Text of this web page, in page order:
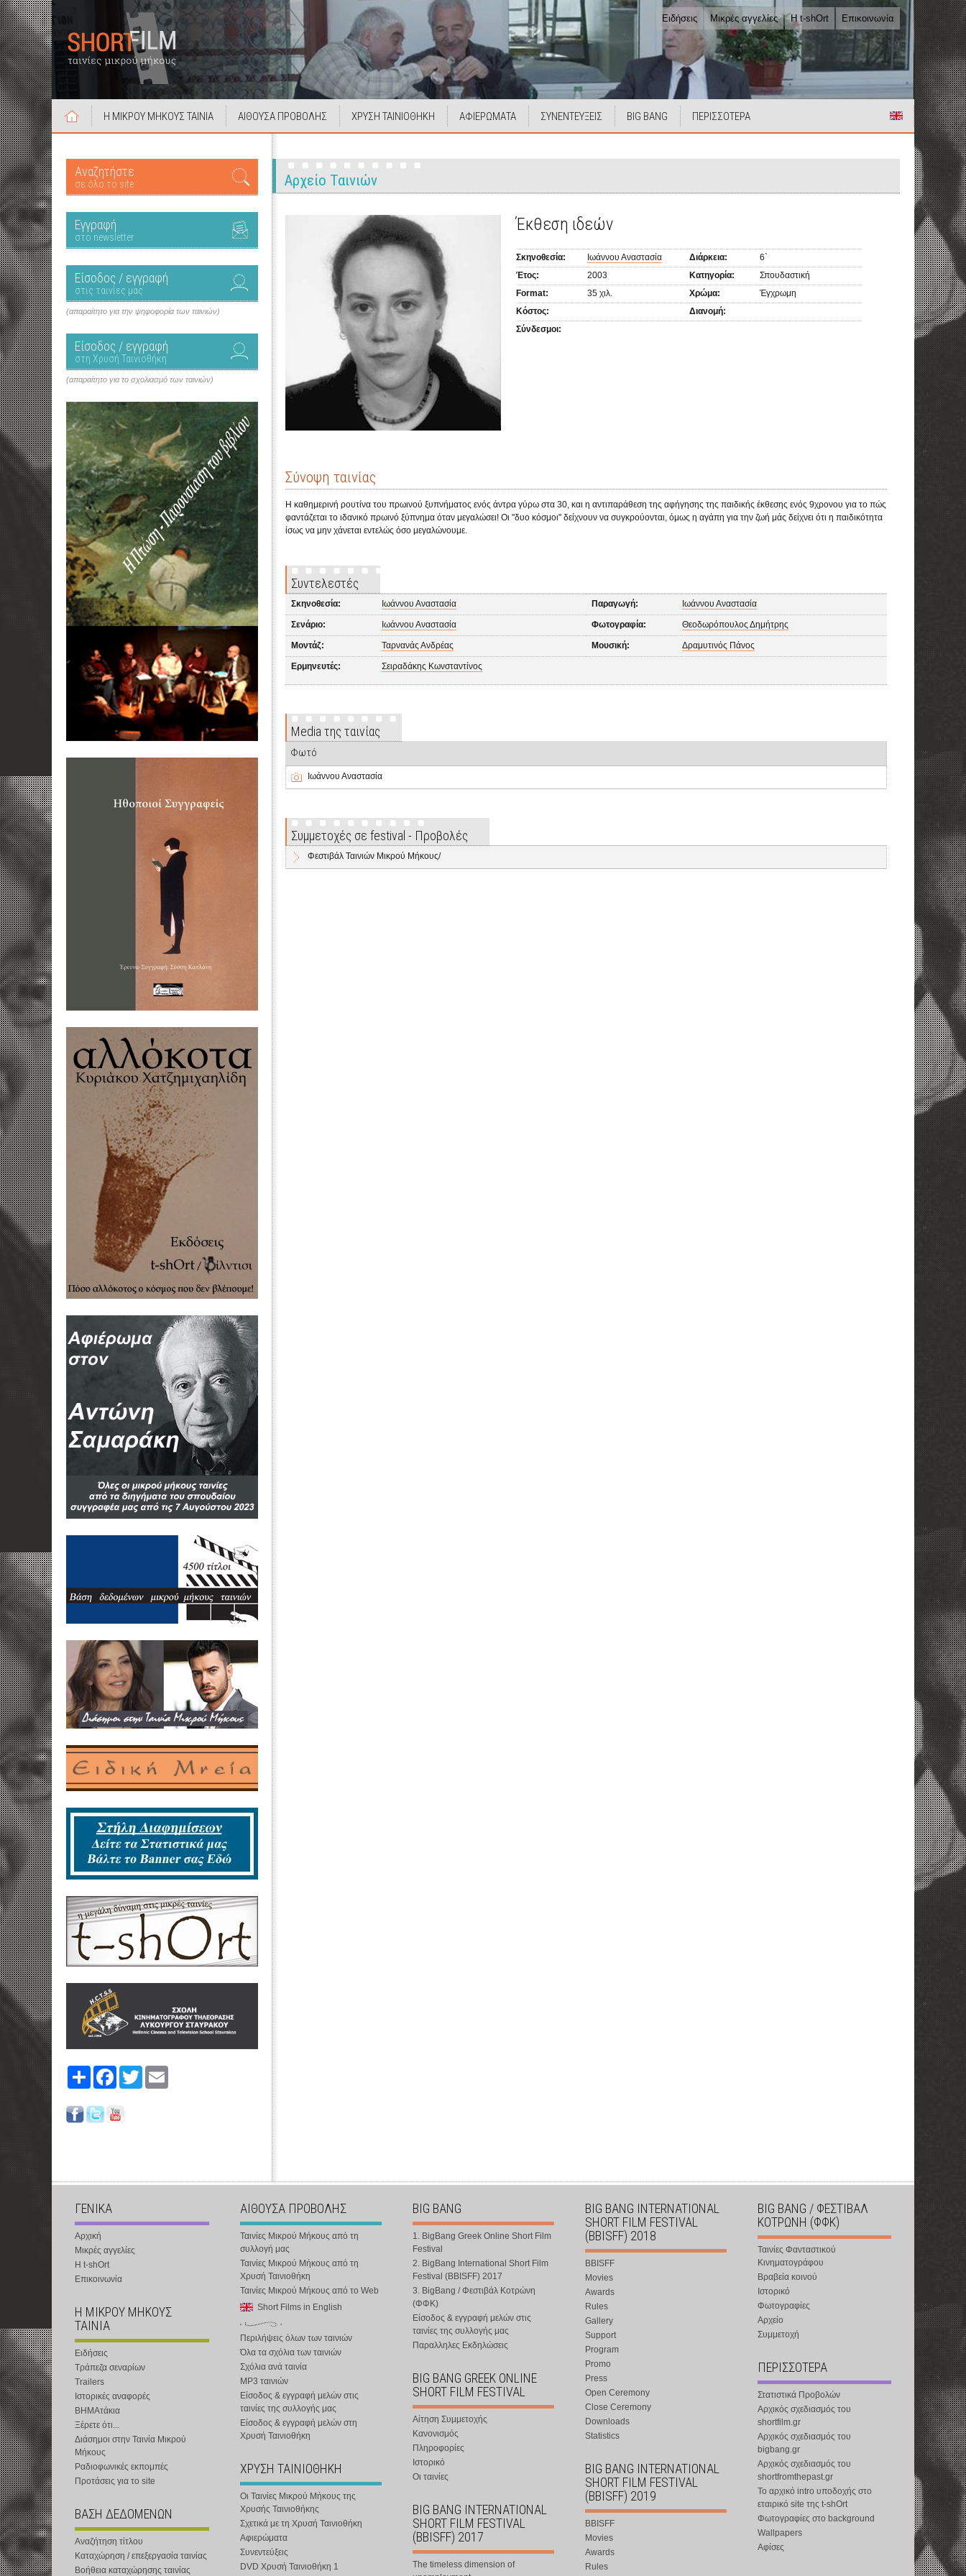
Ειδήσεις Μικρές αγγελίες Η t-shOrt Επικοινωνία
Η ΜΙΚΡΟΥ ΜΗΚΟΥΣ ΤΑΙΝΙΑ ΑΙΘΟΥΣΑ ΠΡΟΒΟΛΗΣ ΧΡΥΣΗ ΤΑΙΝΙΟΘΗΚΗ ΑΦΙΕΡΩΜΑΤΑ ΣΥΝΕΝΤΕΥΞΕΙΣ BIG BANG ΠΕΡΙΣΣΟΤΕΡΑ
Αναζητήστε
σε όλο το site
Εγγραφή
στο newsletter
Είσοδος / εγγραφή
στις ταινίες μας
(απαραίτητο για την ψηφοφορία των ταινιών)
Είσοδος / εγγραφή
στη Χρυσή Ταινιοθήκη
(απαραίτητο για το σχολιασμό των ταινιών)
Share FacebookTwitter
Αρχείο Ταινιών
Έκθεση ιδεών
Σκηνοθεσία: Ιωάννου Αναστασία Διάρκεια:
6`
Έτος:
2003 Κατηγορία:
Σπουδαστική
Format:
35 χιλ. Χρώμα:
Έγχρωμη
Κόστος:
Διανομή:
Σύνδεσμοι:
Σύνοψη ταινίας
Η καθημερινή ρουτίνα του πρωινού ξυπνήματος ενός άντρα γύρω στα 30, και η αντιπαράθεση της αφήγησης της παιδικής έκθεσης ενός 9χρονου για το πώς
φαντάζεται το ιδανικό πρωινό ξύπνημα όταν μεγαλώσει! Οι "δυο κόσμοι" δείχνουν να συγκρούονται, όμως η αγάπη για την ζωή μάς δείχνει ότι η παιδικότητα
ίσως να μην χάνεται εντελώς όσο μεγαλώνουμε.
Συντελεστές
Σκηνοθεσία: Ιωάννου Αναστασία Παραγωγή: Ιωάννου Αναστασία
Σενάριο: Ιωάννου Αναστασία Φωτογραφία: Θεοδωρόπουλος Δημήτρης
Μοντάζ: Ταρνανάς Ανδρέας Μουσική: Δραμυτινός Πάνος
Ερμηνευτές: Σειραδάκης Κωνσταντίνος
Media της ταινίας
Φωτό
Ιωάννου Αναστασία
Συμμετοχές σε festival - Προβολές
Φεστιβάλ Ταινιών Μικρού Μήκους/
ΓΕΝΙΚΑ
Αρχική
Μικρές αγγελίες
Η t-shOrt
Επικοινωνία
Η ΜΙΚΡΟΥ ΜΗΚΟΥΣ
ΤΑΙΝΙΑ
Ειδήσεις
Τράπεζα σεναρίων
Trailers
Ιστορικές αναφορές
ΒΗΜΑτάκια
Ξέρετε ότι...
Διάσημοι στην Ταινία Μικρού
Μήκους
Ραδιοφωνικές εκπομπές
Προτάσεις για το site
ΒΑΣΗ ΔΕΔΟΜΕΝΩΝ
Αναζήτηση τίτλου
Καταχώρηση / επεξεργασία ταινίας
Βοήθεια καταχώρησης ταινίας
ΑΙΘΟΥΣΑ ΠΡΟΒΟΛΗΣ
Ταινίες Μικρού Μήκους από τη
συλλογή μας
Ταινίες Μικρού Μήκους από τη
Χρυσή Ταινιοθήκη
Ταινίες Μικρού Μήκους από το Web
Short Films in English
Περιλήψεις όλων των ταινιών
Όλα τα σχόλια των ταινιών
Σχόλια ανά ταινία
MP3 ταινιών
Είσοδος & εγγραφή μελών στις
ταινίες της συλλογής μας
Είσοδος & εγγραφή μελών στη
Χρυσή Ταινιοθήκη
ΧΡΥΣΗ ΤΑΙΝΙΟΘΗΚΗ
Οι Ταινίες Μικρού Μήκους της
Χρυσής Ταινιοθήκης
Σχετικά με τη Χρυσή Ταινιοθήκη
Αφιερώματα
Συνεντεύξεις
DVD Χρυσή Ταινιοθήκη 1
BIG BANG
1. BigBang Greek Online Short Film
Festival
2. BigBang International Short Film
Festival (BBISFF) 2017
3. BigBang / Φεστιβάλ Κοτρώνη
(ΦΦΚ)
Είσοδος & εγγραφή μελών στις
ταινίες της συλλογής μας
Παραλληλες Εκδηλώσεις
BIG BANG GREEK ONLINE
SHORT FILM FESTIVAL
Αίτηση Συμμετοχής
Κανονισμός
Πληροφορίες
Ιστορικό
Οι ταινίες
BIG BANG INTERNATIONAL
SHORT FILM FESTIVAL
(BBISFF) 2017
The timeless dimension of
BIG BANG INTERNATIONAL
SHORT FILM FESTIVAL
(BBISFF) 2018
BBISFF
Movies
Awards
Rules
Gallery
Support
Program
Promo
Press
Open Ceremony
Close Ceremony
Downloads
Statistics
BIG BANG INTERNATIONAL
SHORT FILM FESTIVAL
(BBISFF) 2019
BBISFF
Movies
Awards
Rules
BIG BANG / ΦΕΣΤΙΒΑΛ
ΚΟΤΡΩΝΗ (ΦΦΚ)
Ταινίες Φανταστικού
Κινηματογράφου
Βραβεία κοινού
Ιστορικό
Φωτογραφίες
Αρχείο
Συμμετοχή
ΠΕΡΙΣΣΟΤΕΡΑ
Στατιστικά Προβολών
Αρχικός σχεδιασμός του
shortfilm.gr
Αρχικός σχεδιασμός του
bigbang.gr
Αρχικός σχεδιασμός του
shortfromthepast.gr
Το αρχικό intro υποδοχής στο
εταιρικό site της t-shOrt
Φωτογραφίες στο background
Wallpapers
Αφίσες